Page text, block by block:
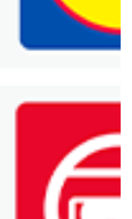
aktualna
Wyprzedaż. Rabat do 70%